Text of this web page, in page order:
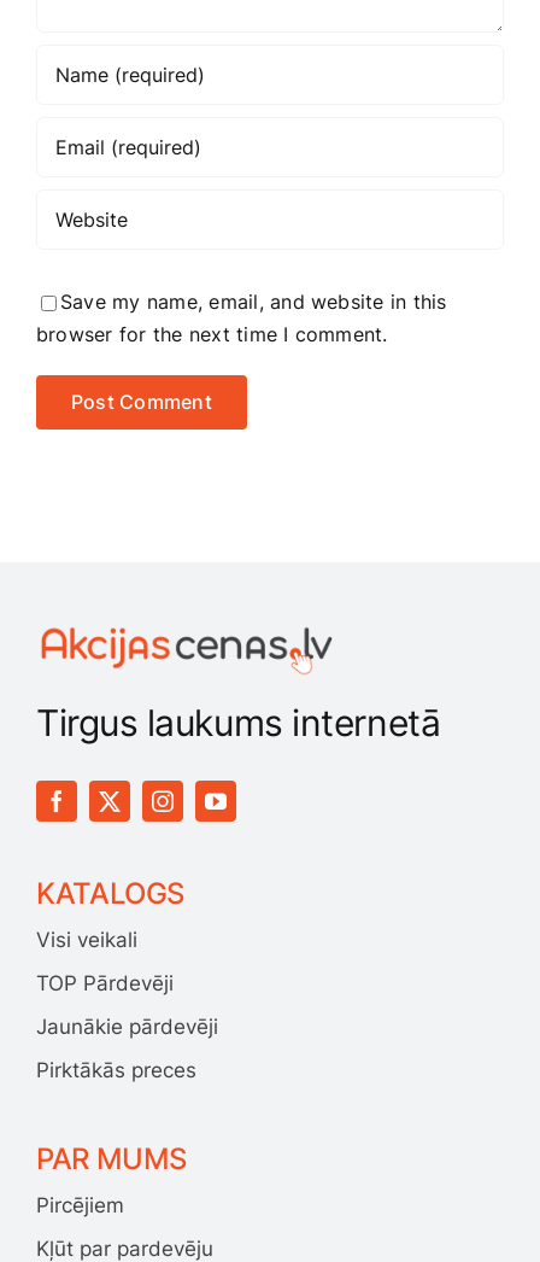
Save my name, email, and website in this
browser for the next time I comment.
Tirgus laukums internetā
KATALOGS
Visi veikali
TOP Pārdevēji
Jaunākie pārdevēji
Pirktākās preces
PAR MUMS
Pircējiem
Kļūt par pardevēju